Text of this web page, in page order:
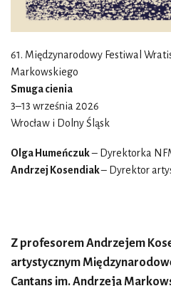
61. Międzynarodowy Festiwal
Markowskiego
Smuga cienia
3–13 września 2026
Wrocław i Dolny Śląsk
Olga Humeńczuk– Dyrektorka
Andrzej Kosendiak– Dyrektor
Z profesorem Andrzejem
artystycznym
Cantans im. Andrzeja